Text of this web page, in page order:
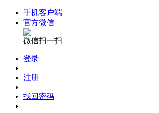
手机客户端
官方微信
微信扫一扫
登录
|
注册
|
找回密码
|